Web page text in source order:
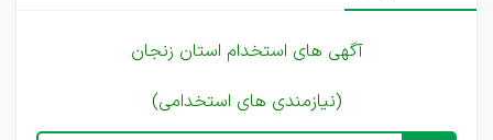
آگهی های استخدام استان زنجان
(نیازمندی های استخدامی)